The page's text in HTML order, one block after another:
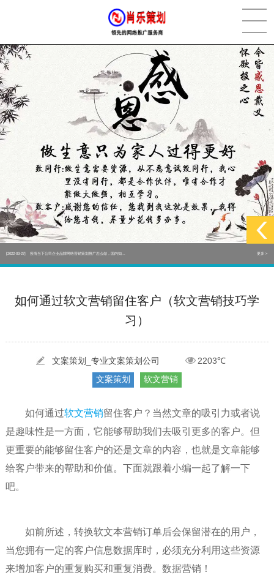
[2022-05-29] 实体门店如何做网络推广吸引客户，实体店网络营销技巧... 更多 >
[2022-05-04] 污水处理设备厂家产品如何做网络推广（污水处理项目网... 更多 >
[2022-03-27] 疫情当下公司企业品牌网络营销策划推广怎么做，国内知... 更多 >
[2022-05-29] 实体门店如何做网络推广吸引客户，实体店网络营销技巧...
如何通过软文营销留住客户（软文营销技巧学
习）
文案策划_专业文案策划公司
2203℃
文案策划
软文营销
如何通过软文营销留住客户？当然文章的吸引力或者说
是趣味性是一方面，它能够帮助我们去吸引更多的客户。但
更重要的能够留住客户的还是文章的内容，也就是文章能够
给客户带来的帮助和价值。下面就跟着小编一起了解一下
吧。
如前所述，转换软文本营销订单后会保留潜在的用户，
当您拥有一定的客户信息数据库时，必须充分利用这些资源
来增加客户的重复购买和重复消费。数据营销！